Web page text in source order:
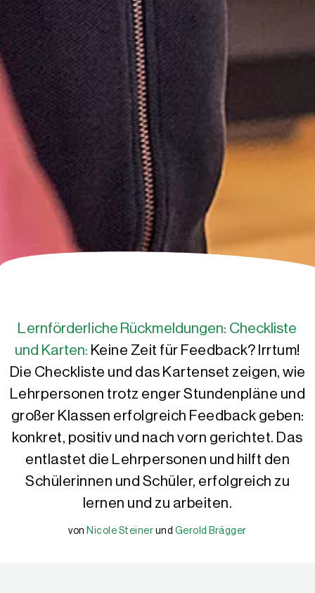
Lernförderliche Rückmeldungen: Checkliste
und Karten: Keine Zeit für Feedback? Irrtum!
Die Checkliste und das Kartenset zeigen, wie
Lehrpersonen trotz enger Stundenpläne und
großer Klassen erfolgreich Feedback geben:
konkret, positiv und nach vorn gerichtet. Das
entlastet die Lehrpersonen und hilft den
Schülerinnen und Schüler, erfolgreich zu
lernen und zu arbeiten.
von Nicole Steiner und Gerold Brägger